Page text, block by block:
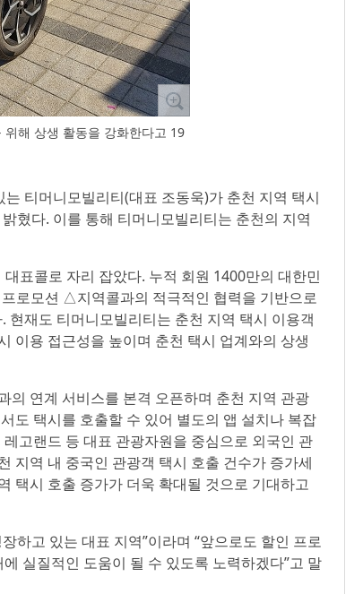
해 상생 활동을 강화한다고 19
티머니모빌리티(대표 조동욱)가 춘천 지역 택시
혔다. 이를 통해 티머니모빌리티는 춘천의 지역
표콜로 자리 잡았다. 누적 회원 1400만의 대한민
로모션 △지역콜과의 적극적인 협력을 기반으로
현재도 티머니모빌리티는 춘천 지역 택시 이용객
이용 접근성을 높이며 춘천 택시 업계와의 상생
연계 서비스를 본격 오픈하며 춘천 지역 관광
도 택시를 호출할 수 있어 별도의 앱 설치나 복잡
고랜드 등 대표 관광자원을 중심으로 외국인 관
지역 내 중국인 관광객 택시 호출 건수가 증가세
택시 호출 증가가 더욱 확대될 것으로 기대하고
하고 있는 대표 지역”이라며 “앞으로도 할인 프로
실질적인 도움이 될 수 있도록 노력하겠다”고 말